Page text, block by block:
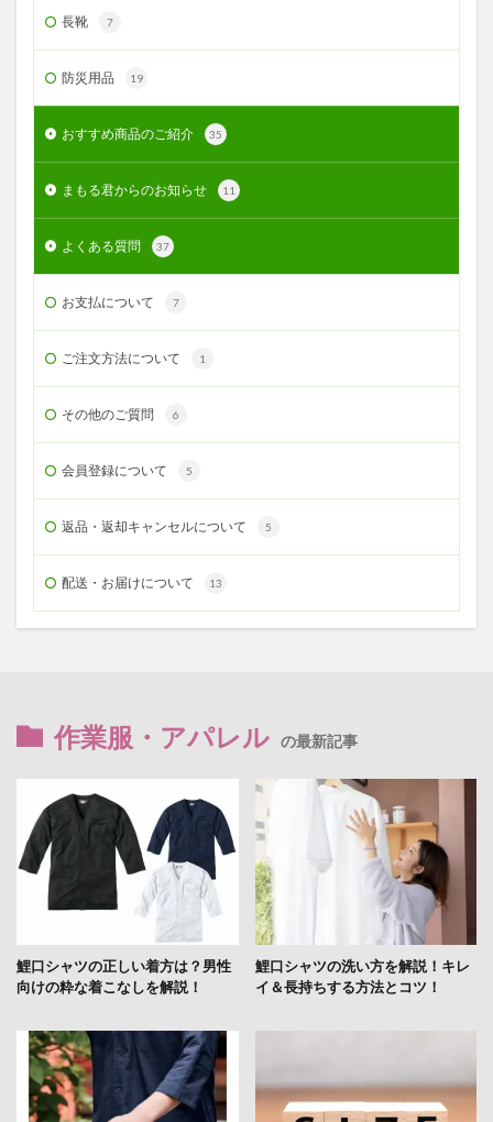
長靴 7
防災用品 19
おすすめ商品のご紹介 35
まもる君からのお知らせ 11
よくある質問 37
お支払について 7
ご注文方法について 1
その他のご質問 6
会員登録について 5
返品・返却キャンセルについて 5
配送・お届けについて 13
作業服・アパレル の最新記事
鯉口シャツの正しい着方は？男性
向けの粋な着こなしを解説！
鯉口シャツの洗い方を解説！キレ
イ＆長持ちする方法とコツ！